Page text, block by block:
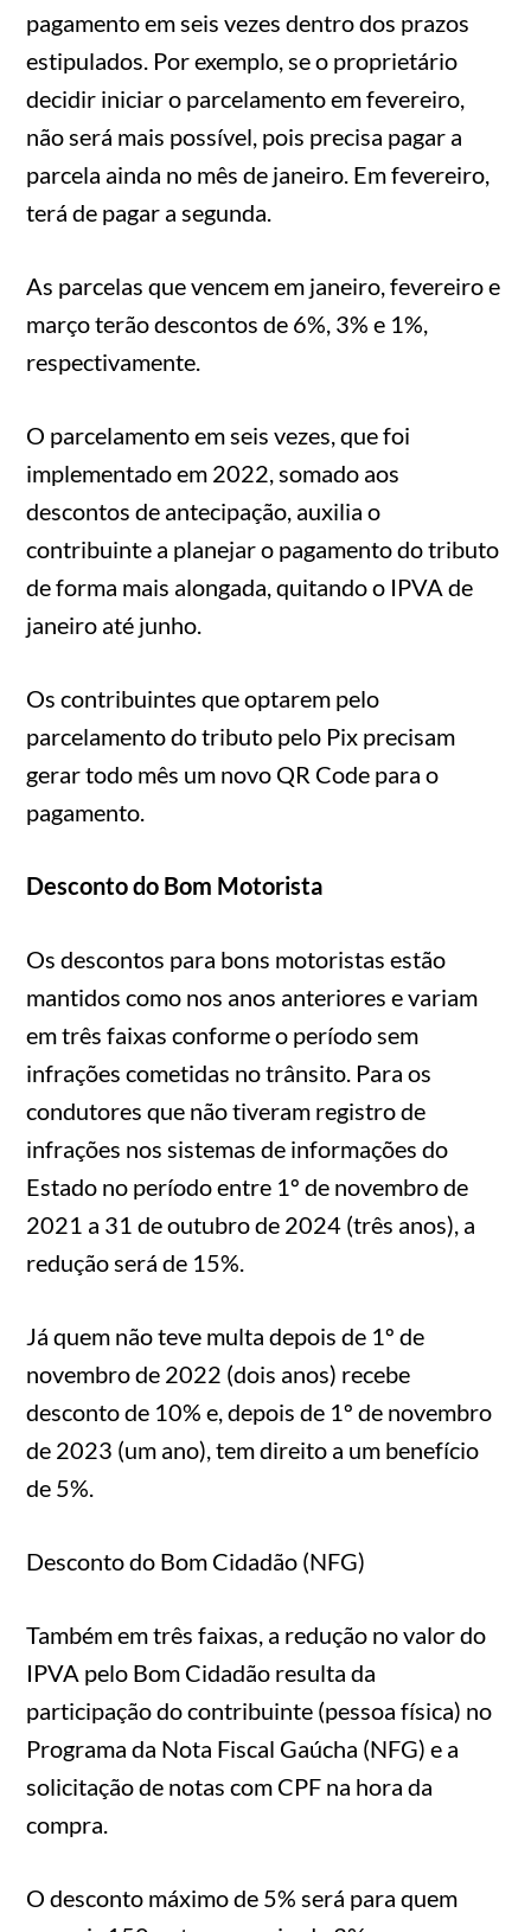
pagamento em seis vezes dentro dos prazos
estipulados. Por exemplo, se o proprietário
decidir iniciar o parcelamento em fevereiro,
não será mais possível, pois precisa pagar a
parcela ainda no mês de janeiro. Em fevereiro,
terá de pagar a segunda.
As parcelas que vencem em janeiro, fevereiro e
março terão descontos de 6%, 3% e 1%,
respectivamente.
O parcelamento em seis vezes, que foi
implementado em 2022, somado aos
descontos de antecipação, auxilia o
contribuinte a planejar o pagamento do tributo
de forma mais alongada, quitando o IPVA de
janeiro até junho.
Os contribuintes que optarem pelo
parcelamento do tributo pelo Pix precisam
gerar todo mês um novo QR Code para o
pagamento.
Desconto do Bom Motorista
Os descontos para bons motoristas estão
mantidos como nos anos anteriores e variam
em três faixas conforme o período sem
infrações cometidas no trânsito. Para os
condutores que não tiveram registro de
infrações nos sistemas de informações do
Estado no período entre 1º de novembro de
2021 a 31 de outubro de 2024 (três anos), a
redução será de 15%.
Já quem não teve multa depois de 1º de
novembro de 2022 (dois anos) recebe
desconto de 10% e, depois de 1º de novembro
de 2023 (um ano), tem direito a um benefício
de 5%.
Desconto do Bom Cidadão (NFG)
Também em três faixas, a redução no valor do
IPVA pelo Bom Cidadão resulta da
participação do contribuinte (pessoa física) no
Programa da Nota Fiscal Gaúcha (NFG) e a
solicitação de notas com CPF na hora da
compra.
O desconto máximo de 5% será para quem